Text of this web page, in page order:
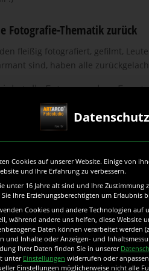
Fotografie-Thematik zurück
fleißig fotografiert, gefilmt,
sind, haben alle
tolle Fotos von dem Event
Personen (Bürgermeister
mussten wir unbedingt drauf
und diese Ereignisse müssen
als ein Stück Erinnerung.
& Show losging, haben wir
abfotografiert. Die
und ich habe einige
Mach ich übrigens immer, man soll
keine Fotos :)
Cookies auf unserer Website. Einige von
und Ihre Erfahrung zu verbessern.
unter 16 Jahre alt sind und Ihre
Sie Ihre Erziehungsberechtigten um Erlaubnis
Cookies und andere Technologien auf
während andere uns helfen, diese Website
Daten können verarbeitet werden
und Inhalte oder Anzeigen- und
Ihrer Daten finden Sie in unserer
unter Einstellungen widerrufen oder
Einstellungen möglicherweise nicht alle